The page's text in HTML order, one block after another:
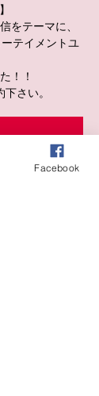
をテーマに、
テイメントユ
！！
さい。
いません
る
Facebook